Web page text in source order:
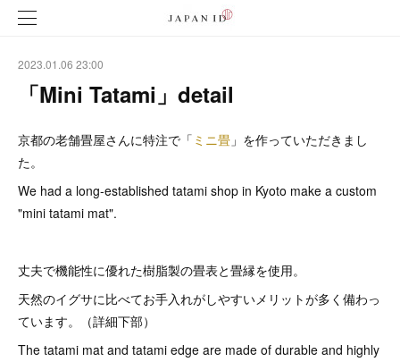
2023.01.06 23:00
「Mini Tatami」detail
京都の老舗畳屋さんに特注で「 ミニ畳 」を作っていただきまし
た。
We had a long-established tatami shop in Kyoto make a custom
"mini tatami mat".
丈夫で機能性に優れた樹脂製の畳表と畳縁を使用。
天然のイグサに比べてお手入れがしやすいメリットが多く備わっ
ています。（詳細下部）
The tatami mat and tatami edge are made of durable and highly